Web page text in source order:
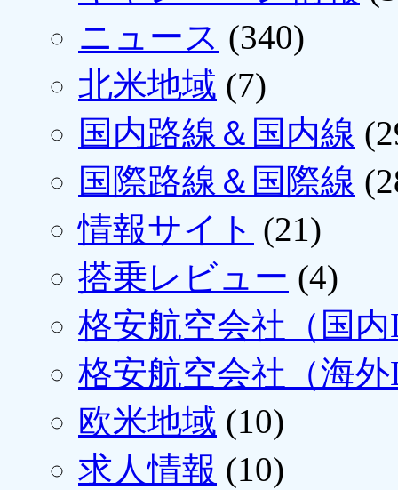
ニュース (340)
北米地域 (7)
国内路線＆国内線
国際路線＆国際線
情報サイト (21)
搭乗レビュー (4)
格安航空会社（国
格安航空会社（海
欧米地域 (10)
求人情報 (10)